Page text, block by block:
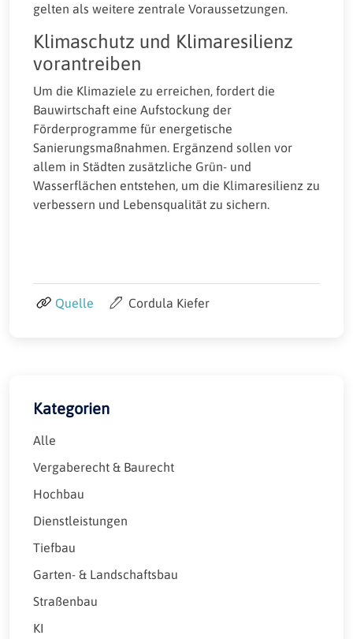
gelten als weitere zentrale Voraussetzungen.
Klimaschutz und Klimaresilienz
vorantreiben
Um die Klimaziele zu erreichen, fordert die
Bauwirtschaft eine Aufstockung der
Förderprogramme für energetische
Sanierungsmaßnahmen. Ergänzend sollen vor
allem in Städten zusätzliche Grün- und
Wasserflächen entstehen, um die Klimaresilienz zu
verbessern und Lebensqualität zu sichern.
Quelle Cordula Kiefer
Kategorien
Alle
Vergaberecht & Baurecht
Hochbau
Dienstleistungen
Tiefbau
Garten- & Landschaftsbau
Straßenbau
KI